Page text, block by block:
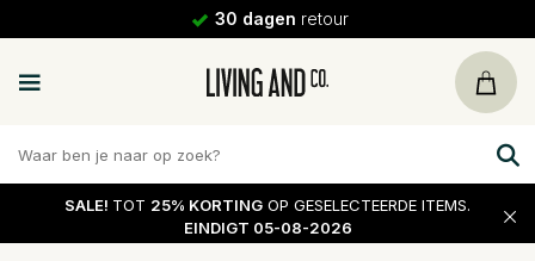
30 dagen retour
SALE! TOT 25% KORTING OP GESELECTEERDE ITEMS.
EINDIGT 05-08-2026